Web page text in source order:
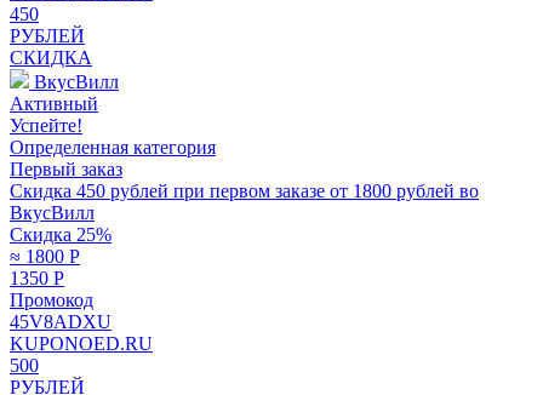
450
РУБЛЕЙ
СКИДКА
ВкусВилл
Активный
Успейте!
Определенная категория
Первый заказ
Скидка 450 рублей при первом заказе от 1800 рублей во
ВкусВилл
Скидка 25%
≈ 1800 Р
1350 Р
Промокод
45V8ADXU
KUPONOED.RU
500
РУБЛЕЙ